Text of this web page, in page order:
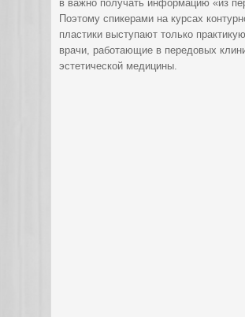
в важно получать информацию «из
Поэтому спикерами на курсах
пластики выступают только
врачи, работающие в передовых
эстетической медицины.